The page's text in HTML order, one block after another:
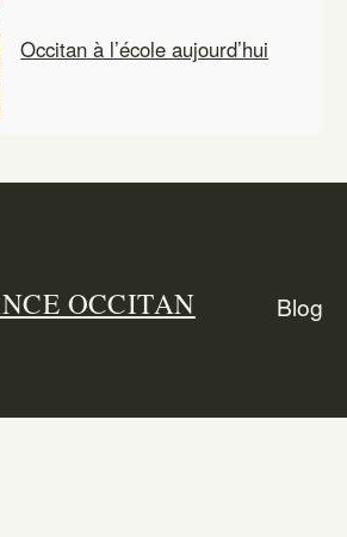
Occitan à l’école aujourd’hui
OCCITAN Blog